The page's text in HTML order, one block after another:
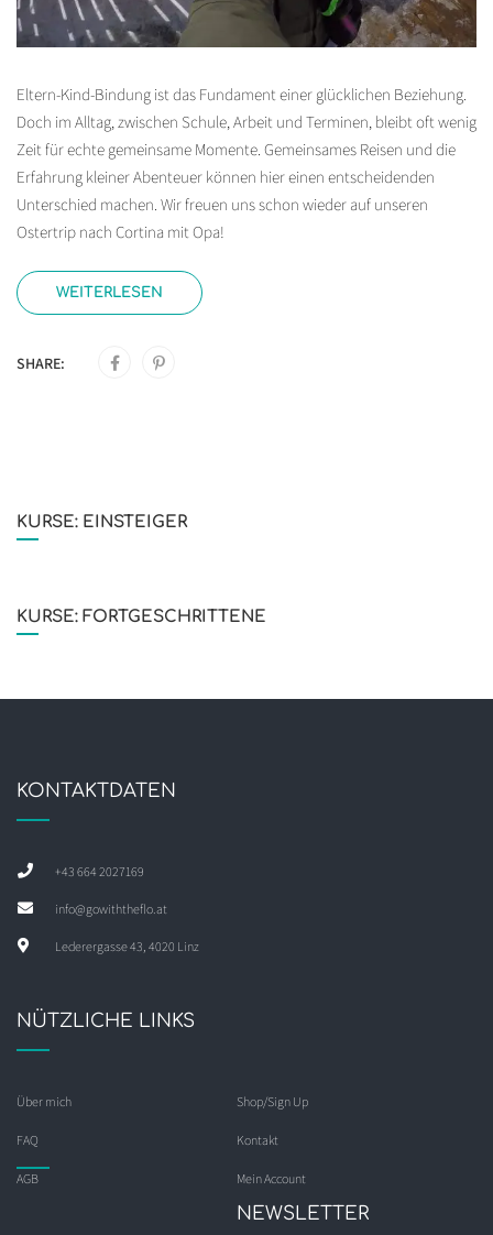
Eltern-Kind-Bindung ist das Fundament einer glücklichen Beziehung.
Doch im Alltag, zwischen Schule, Arbeit und Terminen, bleibt oft wenig
Zeit für echte gemeinsame Momente. Gemeinsames Reisen und die
Erfahrung kleiner Abenteuer können hier einen entscheidenden
Unterschied machen. Wir freuen uns schon wieder auf unseren
Ostertrip nach Cortina mit Opa!
WEITERLESEN
SHARE:
KURSE: EINSTEIGER
KURSE: FORTGESCHRITTENE
KONTAKTDATEN
+43 664 2027169
info@gowiththeflo.at
Lederergasse 43, 4020 Linz
NÜTZLICHE LINKS
Über mich Shop/Sign Up
FAQ Kontakt
AGB Mein Account
NEWSLETTER